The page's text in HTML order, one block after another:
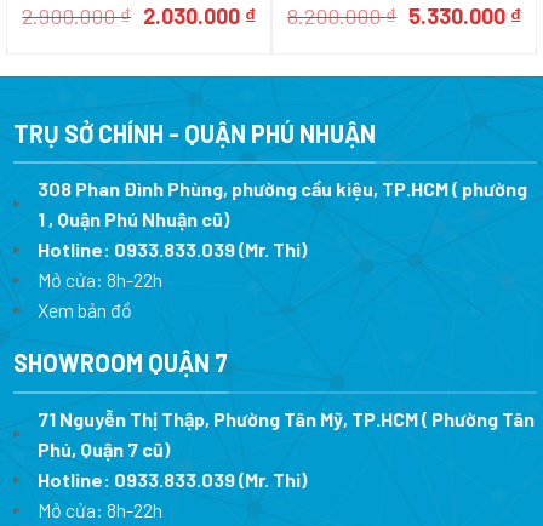
2.900.000₫ Giá
2.900.000 ₫.
2.030.000 ₫Giá
là:
8.200.000₫ Giá
8.200.000 ₫.
5.330.000 ₫
là:
TRỤ SỞ CHÍNH - QUẬN PHÚ NHUẬN
308 Phan Đình Phùng, phường cầu kiệu, TP.HCM ( phường
1 , Quận Phú Nhuận cũ)
Hotline: 0933.833.039(Mr. Thi)
Mở cửa: 8h-22h
Xem bản đồ
SHOWROOM QUẬN 7
71 Nguyễn Thị Thập, Phường Tân Mỹ, TP.HCM ( Phường Tân
Phú, Quận 7 cũ)
Hotline: 0933.833.039(Mr. Thi)
Mở cửa: 8h-22h